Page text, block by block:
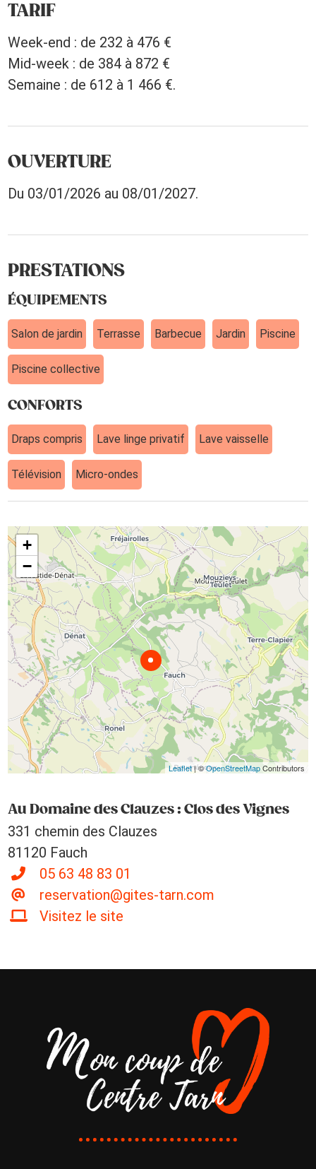
TARIF
Week-end : de 232 à 476 €
Mid-week : de 384 à 872 €
Semaine : de 612 à 1 466 €.
OUVERTURE
Du 03/01/2026 au 08/01/2027.
PRESTATIONS
ÉQUIPEMENTS
Salon de jardin Terrasse Barbecue Jardin Piscine
Piscine collective
CONFORTS
Draps compris Lave linge privatif Lave vaisselle
Télévision Micro-ondes
+
−
Leaflet| ©OpenStreetMapContributors
Au Domaine des Clauzes : Clos des Vignes
331 chemin des Clauzes
81120 Fauch
05 63 48 83 01
reservation@gites-tarn.com
Visitez le site